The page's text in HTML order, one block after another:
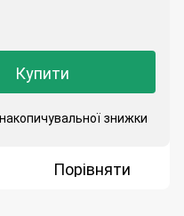
Купити
знижки
Порівняти